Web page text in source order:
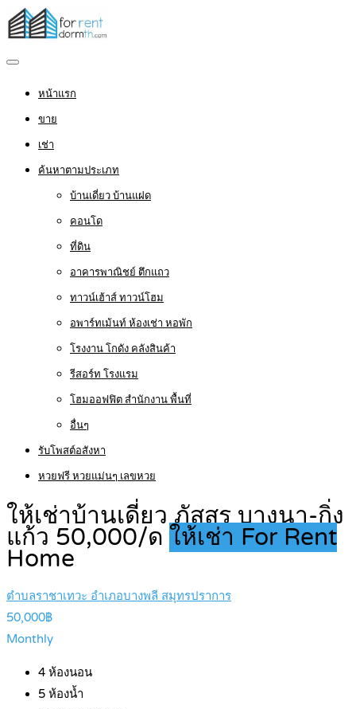
หน้าแรก
ขาย
เช่า
ค้นหาตามประเภท
บ้านเดี่ยว บ้านแฝด
คอนโด
ที่ดิน
อาคารพาณิชย์ ตึกแถว
ทาวน์เฮ้าส์ ทาวน์โฮม
อพาร์ทเม้นท์ ห้องเช่า หอพัก
โรงงาน โกดัง คลังสินค้า
รีสอร์ท โรงแรม
โฮมออฟฟิต สำนักงาน พื้นที่
อื่นๆ
รับโพสต์อสังหา
หวยฟรี หวยแม่นๆ เลขหวย
ให้เช่าบ้านเดี่ยว ภัสสร บางนา-กิ่ง
แก้ว 50,000/ด ให้เช่า For Rent
Home
ตำบลราชาเทวะ อำเภอบางพลี สมุทรปราการ
50,000฿
Monthly
4 ห้องนอน
5 ห้องน้ำ